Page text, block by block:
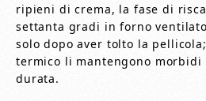
ripieni di crema, la fase di
settanta gradi in forno
solo dopo aver tolto la
termico li mantengono
durata.